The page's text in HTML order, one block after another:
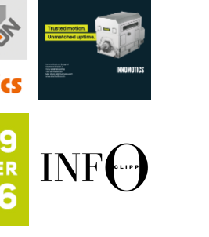
Rittal
za vašu pametnu
energijom
pakovanja · Display
Hybrid 1500 VDC
sa tečnim
bez složenih